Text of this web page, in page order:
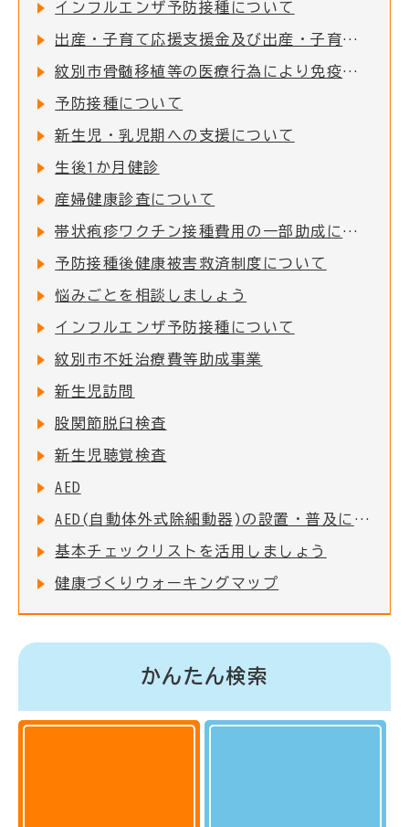
インフルエンザ予防接種について
出産・子育て応援支援金及び出産・子育て応援ギフト(妊婦支援給付)について
紋別市骨髄移植等の医療行為により免疫を失った者に対する予防接種費用助成
予防接種について
新生児・乳児期への支援について
生後1か月健診
産婦健康診査について
帯状疱疹ワクチン接種費用の一部助成について
予防接種後健康被害救済制度について
悩みごとを相談しましょう
インフルエンザ予防接種について
紋別市不妊治療費等助成事業
新生児訪問
股関節脱臼検査
新生児聴覚検査
AED
AED(自動体外式除細動器)の設置・普及について
基本チェックリストを活用しましょう
健康づくりウォーキングマップ
かんたん検索